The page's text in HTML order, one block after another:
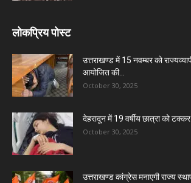
लोकप्रिय पोस्ट
उत्तराखण्ड में 15 नवम्बर को
आयोजित की...
October 30, 2025
देहरादून में 19 वर्षीय छात्रा को
October 30, 2025
उत्तराखण्ड कांग्रेस मनाएगी राज्य